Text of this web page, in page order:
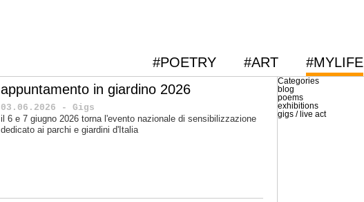
#POETRY #ART #MYLIFE
appuntamento in giardino 2026
03.06.2026 - Gigs
il 6 e 7 giugno 2026 torna l'evento nazionale di sensibilizzazione
dedicato ai parchi e giardini d'Italia
Categories
blog
poems
exhibitions
gigs / live act